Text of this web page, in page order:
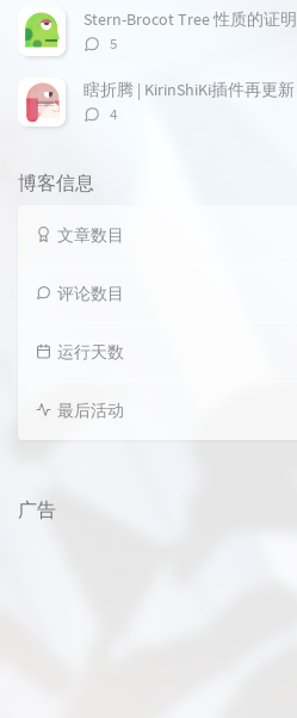
数：
Stern-Brocot Tree 性质的证明
评
数：
5
瞎折腾 | KirinShiKi插件再更新
评
4
博客信息
文章数目
评论数目
运行天数
最后活动
广告